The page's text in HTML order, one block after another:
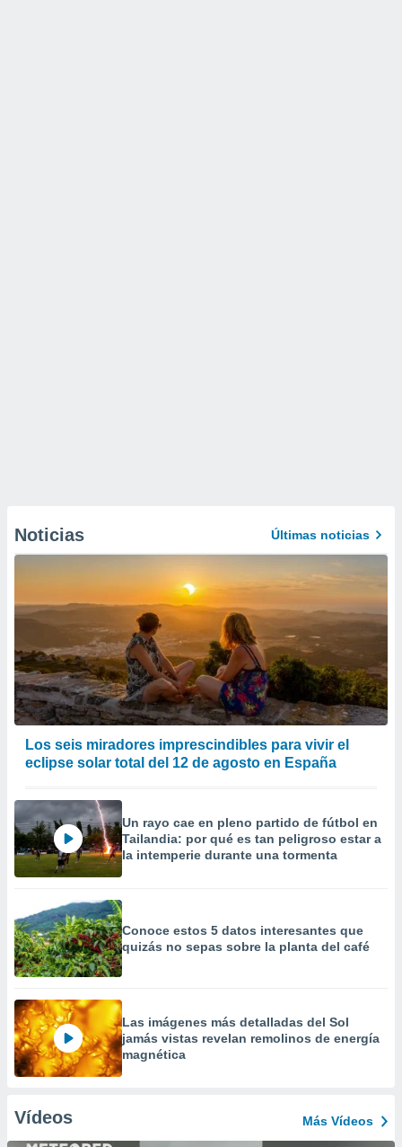
Noticias Últimas noticias
Los seis miradores imprescindibles para vivir el
eclipse solar total del 12 de agosto en España
Un rayo cae en pleno partido de fútbol en
Tailandia: por qué es tan peligroso estar a
la intemperie durante una tormenta
Conoce estos 5 datos interesantes que
quizás no sepas sobre la planta del café
Las imágenes más detalladas del Sol
jamás vistas revelan remolinos de energía
magnética
Vídeos Más Vídeos